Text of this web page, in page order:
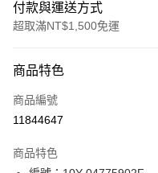
付款與運送方式
超取滿NT$1,500免運
信用卡一次付款
超商取貨付款
Apple Pay
商品特色
商品編號
11844647
商品特色